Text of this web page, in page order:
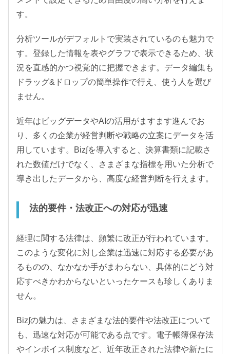
す。
分析ツールがデフォルトで実装されているのも魅力で
す。登録した情報を表やグラフで表示できるため、状
況を直感的かつ視覚的に把握できます。データ編集も
ドラッグ&ドロップの簡単操作で行え、使う人を選び
ません。
近年はビッグデータやAIの活用がますます進んでお
り、多くの企業が経営判断や戦略の立案にデータを活
用しています。Biz∫を導入すると、決算書類に記載さ
れた数値だけでなく、さまざまな指標を用いた分析で
導き出したデータから、高度な経営判断を行えます。
法的要件・法改正への対応が迅速
経理に関する法律は、頻繁に改正が行われています。
このような変化に対し企業は迅速に対応する必要があ
るものの、なかなか手がまわらない、具体的にどう対
応すべきかわからないといったケースも珍しくありま
せん。
Biz∫の魅力は、さまざまな法的要件や法改正について
も、迅速な対応が可能である点です。電子帳簿保存法
やインボイス制度など、近年改正された法律や新たに